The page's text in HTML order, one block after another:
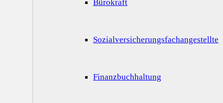
Bürokraft
Sozialversicherungsfachangestellte
Finanzbuchhaltung